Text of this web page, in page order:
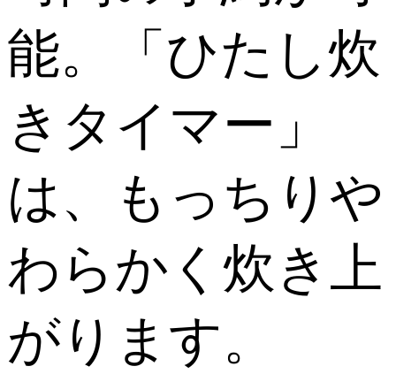
能。「ひたし炊
きタイマー」
は、もっちりや
わらかく炊き上
がります。